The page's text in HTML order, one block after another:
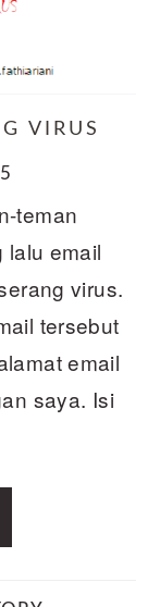
VIRUS
teman
lalu email
virus.
tersebut
email
saya. Isi